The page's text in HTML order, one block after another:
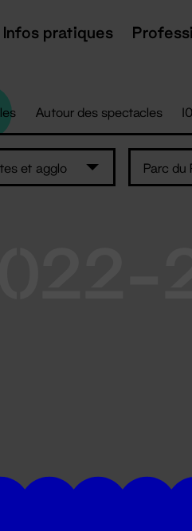
Infos pratiques
Autour des spectacles
et agglo